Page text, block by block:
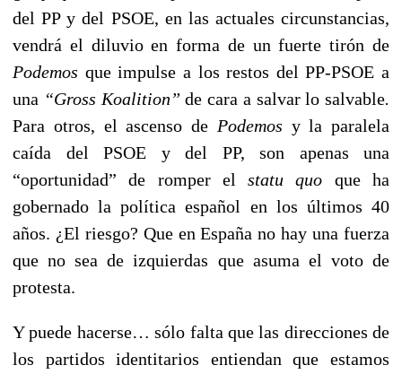
del PP y del PSOE, en las actuales circunstancias,
vendrá el diluvio en forma de un fuerte tirón de
Podemos que impulse a los restos del PP-PSOE a
una “Gross Koalition” de cara a salvar lo salvable.
Para otros, el ascenso de Podemos y la paralela
caída del PSOE y del PP, son apenas una
“oportunidad” de romper elstatu quo que ha
gobernado la política español en los últimos 40
años. ¿El riesgo? Que en España no hay una fuerza
que no sea de izquierdas que asuma el voto de
protesta.
Y puede hacerse… sólo falta que las direcciones de
los partidos identitarios entiendan que estamos